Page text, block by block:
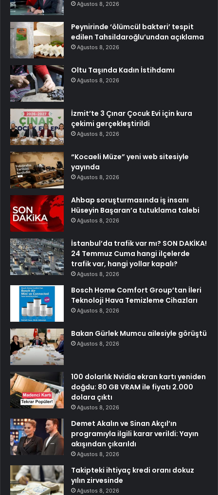
Ağustos 8, 2026
Peynirinde ‘ölümcül bakteri’ tespit
edilen Tahsildaroğlu’undan açıklama
Ağustos 8, 2026
Oltu Taşında Kadın İstihdamı
Ağustos 8, 2026
İzmit’te 3 Çınar Çocuk Evi için kura
çekimi gerçekleştirildi
Ağustos 8, 2026
“Kocaeli Müze” yeni web sitesiyle
yayında
Ağustos 8, 2026
Ahbap soruşturmasında iş insanı
Hüseyin Başaran’a tutuklama talebi
Ağustos 8, 2026
İstanbul’da trafik var mı? SON DAKİKA!
24 Temmuz Cuma hangi ilçelerde
trafik var, hangi yollar kapalı?
Ağustos 8, 2026
Bosch Home Comfort Group’tan İleri
Teknoloji Hava Temizleme Cihazları
Ağustos 8, 2026
Bakan Gürlek Mumcu ailesiyle görüştü
Ağustos 8, 2026
100 dolarlık Nvidia ekran kartı yeniden
doğdu: 80 GB VRAM ile fiyatı 2.000
dolara çıktı
Ağustos 8, 2026
Demet Akalın ve Sinan Akçıl’ın
programıyla ilgili karar verildi: Yayın
akışından çıkarıldı
Ağustos 8, 2026
Takipteki ihtiyaç kredi oranı dokuz
yılın zirvesinde
Ağustos 8, 2026